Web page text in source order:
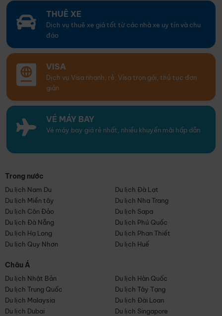
THUÊ XE
Dịch vụ thuê xe giá tốt từ các nhà xe uy tín và chu
đáo
VISA
Dịch vụ Visa nhanh, rẻ. Visa trọn gói, thủ tục đơn
giản
VÉ MÁY BAY
Vé máy bay giá rẻ nhất, nhiều khuyến mãi hấp dẫn
Trong nước
Du lịch Nam Du
Du lịch Đà Lạt
Du lịch Miền tây
Du lịch Nha Trang
Du lịch Côn Đảo
Du lịch Sapa
Du lịch Đà Nẵng
Du lịch Phú Quốc
Du lịch Hạ Long
Du lịch Phan Thiết
Du lịch Quy Nhơn
Du lịch Huế
Châu Á
Du lịch Nhật Bản
Du lịch Hàn Quốc
Du lịch Trung Quốc
Du lịch Tây Tạng
Du lịch Malaysia
Du lịch Đài Loan
Du lịch Dubai
Du lịch Singapore